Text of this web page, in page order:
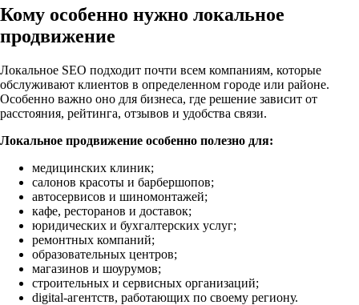
Кому особенно нужно локальное
продвижение
Локальное SEO подходит почти всем компаниям, которые
обслуживают клиентов в определенном городе или районе.
Особенно важно оно для бизнеса, где решение зависит от
расстояния, рейтинга, отзывов и удобства связи.
Локальное продвижение особенно полезно для:
медицинских клиник;
салонов красоты и барбершопов;
автосервисов и шиномонтажей;
кафе, ресторанов и доставок;
юридических и бухгалтерских услуг;
ремонтных компаний;
образовательных центров;
магазинов и шоурумов;
строительных и сервисных организаций;
digital-агентств, работающих по своему региону.